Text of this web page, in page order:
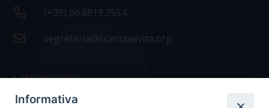
(+39) 06.6819.2554
segreteria@scienzaevita.org
IL CENTRO STUDI
La nostra storia
Informativa